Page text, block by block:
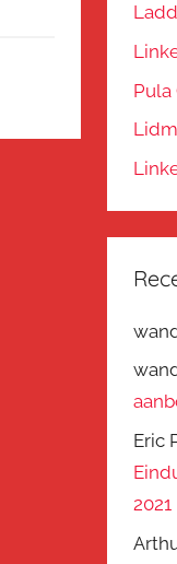
Pula
Eric
2021